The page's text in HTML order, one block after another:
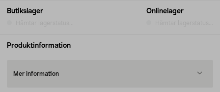
Butikslager Onlinelager
Produktinformation
Mer information